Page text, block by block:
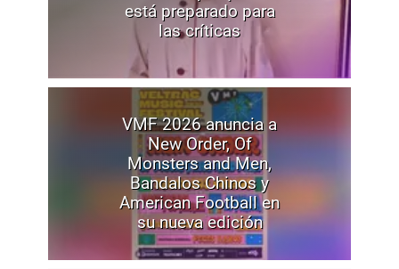
está preparado para
las críticas
VMF 2026 anuncia a
New Order, Of
Monsters and Men,
Bandalos Chinos y
American Football en
su nueva edición